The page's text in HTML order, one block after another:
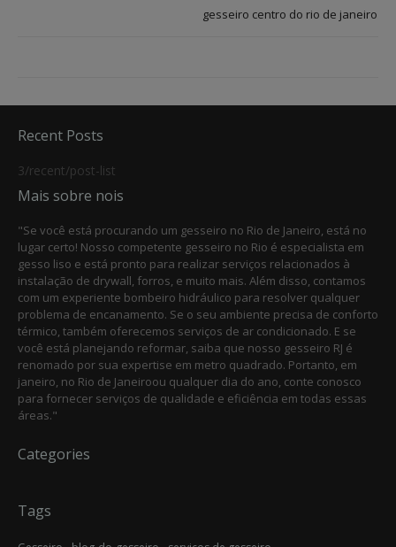
gesseiro centro do rio de janeiro
Recent Posts
3/recent/post-list
Mais sobre nois
"Se você está procurando um gesseiro no Rio de Janeiro, está no
lugar certo! Nosso competente gesseiro no Rio é especialista em
gesso liso e está pronto para realizar serviços relacionados à
instalação de drywall, forros, e muito mais. Além disso, contamos
com um experiente bombeiro hidráulico para resolver qualquer
problema de encanamento. Se o seu ambiente precisa de conforto
térmico, também oferecemos serviços de ar condicionado. E se
você está planejando reformar, saiba que nosso gesseiro RJ é
renomado por sua expertise em metro quadrado. Portanto, em
janeiro, no Rio de Janeiroou qualquer dia do ano, conte conosco
para fornecer serviços de qualidade e eficiência em todas essas
áreas."
Categories
Tags